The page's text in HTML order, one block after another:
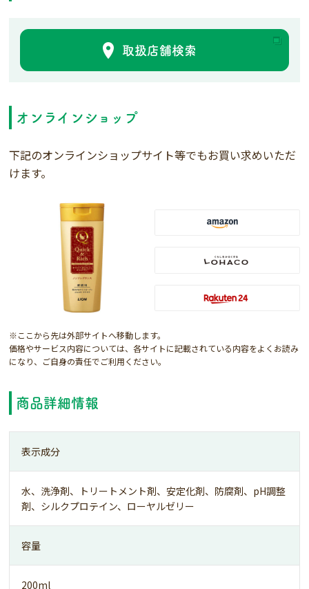
取扱店舗検索
オンラインショップ
下記のオンラインショップサイト等でもお買い求めいただ
けます。
※ここから先は外部サイトへ移動します。
価格やサービス内容については、各サイトに記載されている内容をよくお読み
になり、ご自身の責任でご利用ください。
商品詳細情報
表示成分
水、洗浄剤、トリートメント剤、安定化剤、防腐剤、pH調整
剤、シルクプロテイン、ローヤルゼリー
容量
200ml